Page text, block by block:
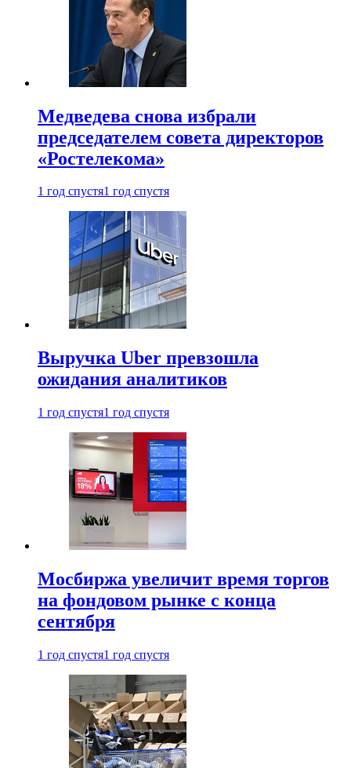
Медведева снова избрали
председателем совета директоров
«Ростелекома»
1 год спустя1 год спустя
Выручка Uber превзошла
ожидания аналитиков
1 год спустя1 год спустя
Мосбиржа увеличит время торгов
на фондовом рынке с конца
сентября
1 год спустя1 год спустя